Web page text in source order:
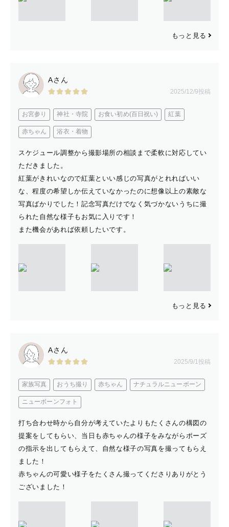
もっと見る
Aさん
2025/12/9投稿
お宮参り 神社・寺院 お食い初め(百日祝い) 紅葉
赤ちゃん 浴衣・着物
スケジュール調整から撮影場所の相談まで柔軟に対応してい
ただきました。
紅葉がきれいなので紅葉といい感じの写真がとれればいい
な、程度の希望しか伝えていなかったのに想像以上の素敵な
写真ばかりでした！記念写真だけでなく気づかないうちに撮
られた自然な様子もお気に入りです！
また機会があれば依頼したいです。
もっと見る
Aさん
2025/9/1投稿
家族写真 おうち撮り 赤ちゃん ナチュラルニューボーン
ニューボーンフォト
打ち合わせ時から自分が考えていたよりもたくさんの構図の
提案をしてもらい、当日も赤ちゃんの様子をみながらポーズ
の指示を出してもらえて、自然な様子の写真を撮ってもらえ
ました！
赤ちゃんの可愛い様子をたくさん撮ってくださりありがとう
ございました！